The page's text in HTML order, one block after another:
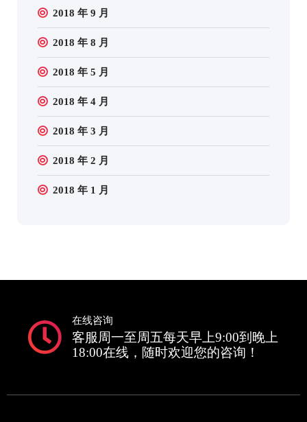
2018 年 9 月
2018 年 8 月
2018 年 5 月
2018 年 4 月
2018 年 3 月
2018 年 2 月
2018 年 1 月
在线咨询
客服周一至周五每天早上9:00到晚上
18:00在线，随时欢迎您的咨询！